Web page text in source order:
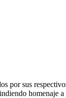
por sus
homenaje